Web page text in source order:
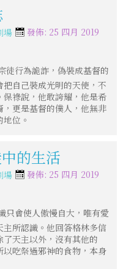
場
發佈: 25 四月 2019
徒行為詭詐，偽裝成基督的
自己裝成光明的天使，不
祿說，他敢誇耀，他是希
更是基督的僕人，他無非
位。
的生活
場
發佈: 25 四月 2019
只會使人傲慢自大，唯有愛
所認識。他回答格林多信
天主以外，沒有其他的
吃祭過邪神的食物，本身